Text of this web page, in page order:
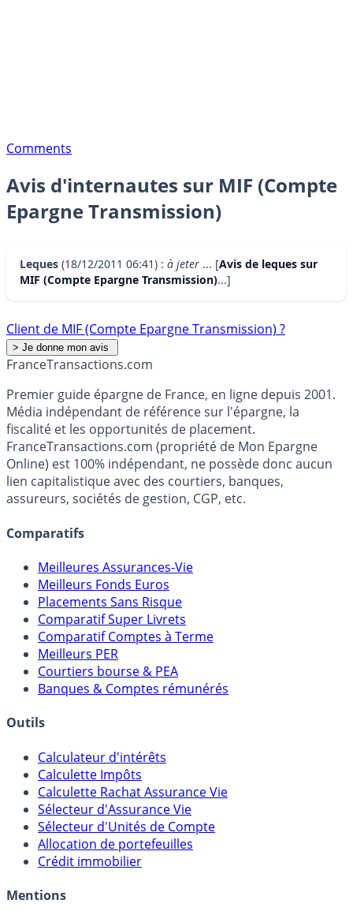
Comments
Avis d'internautes sur MIF (Compte
Epargne Transmission)
Leques (18/12/2011 06:41) : à jeter ... [Avis de leques sur
MIF (Compte Epargne Transmission)...]
Client de MIF (Compte Epargne Transmission) ?
FranceTransactions.com
Premier guide épargne de France, en ligne depuis 2001.
Média indépendant de référence sur l'épargne, la
fiscalité et les opportunités de placement.
FranceTransactions.com (propriété de Mon Epargne
Online) est 100% indépendant, ne possède donc aucun
lien capitalistique avec des courtiers, banques,
assureurs, sociétés de gestion, CGP, etc.
Comparatifs
Meilleures Assurances-Vie
Meilleurs Fonds Euros
Placements Sans Risque
Comparatif Super Livrets
Comparatif Comptes à Terme
Meilleurs PER
Courtiers bourse & PEA
Banques & Comptes rémunérés
Outils
Calculateur d'intérêts
Calculette Impôts
Calculette Rachat Assurance Vie
Sélecteur d'Assurance Vie
Sélecteur d'Unités de Compte
Allocation de portefeuilles
Crédit immobilier
Mentions